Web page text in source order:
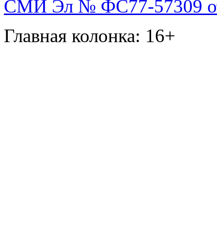
СМИ Эл № ФС77-57309
Главная колонка: 16+